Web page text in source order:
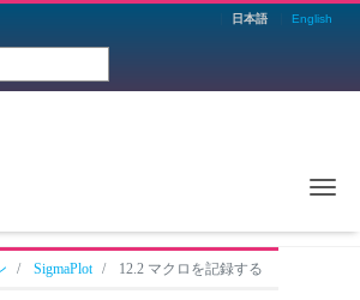
日本語 English
SigmaPlot 12.2 マクロを記録する